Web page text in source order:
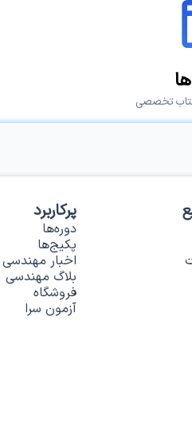
پرکاربرد
دوره‌ها
پکیج‌ها
اخبار مهندسی
بلاگ مهندسی
فروشگاه
آزمون سرا